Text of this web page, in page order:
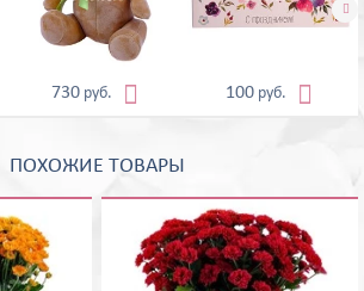
730 руб.  100 руб. 

ПОХОЖИЕ ТОВАРЫ